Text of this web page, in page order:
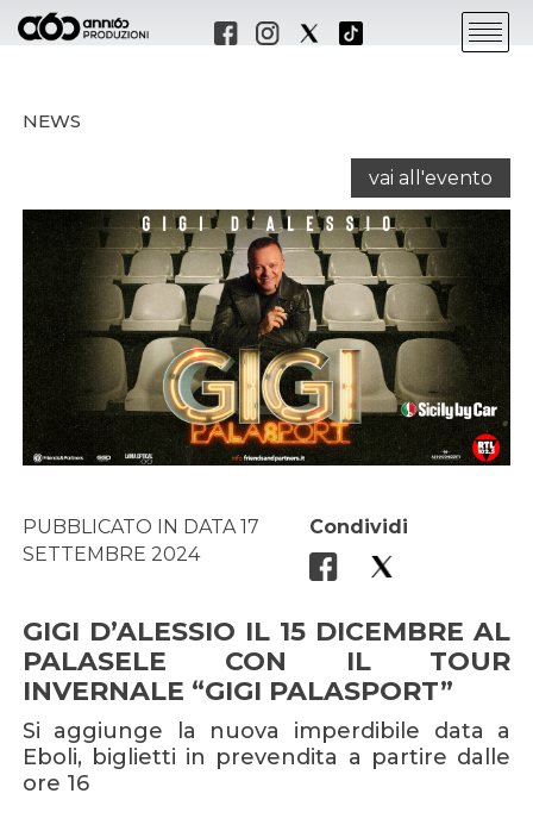
NEWS
vai all'evento
PUBBLICATO IN DATA 17
SETTEMBRE 2024
Condividi
GIGI D’ALESSIO IL 15 DICEMBRE AL
PALASELE CON IL TOUR
INVERNALE “GIGI PALASPORT”
Si aggiunge la nuova imperdibile data a
Eboli, biglietti in prevendita a partire dalle
ore 16